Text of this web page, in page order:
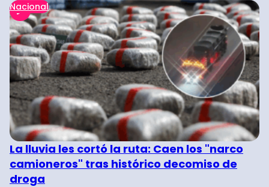
Nacional
La lluvia les cortó la ruta: Caen los "narco
camioneros" tras histórico decomiso de
droga